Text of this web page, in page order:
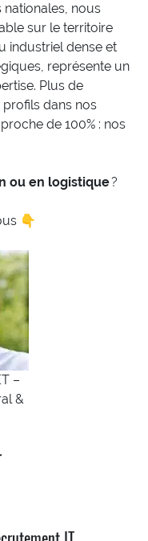
nationales, nous
sur le territoire
industriel dense et
représente un
Plus de
dans nos
de 100% : nos
ou en logistique?
👇
–
&